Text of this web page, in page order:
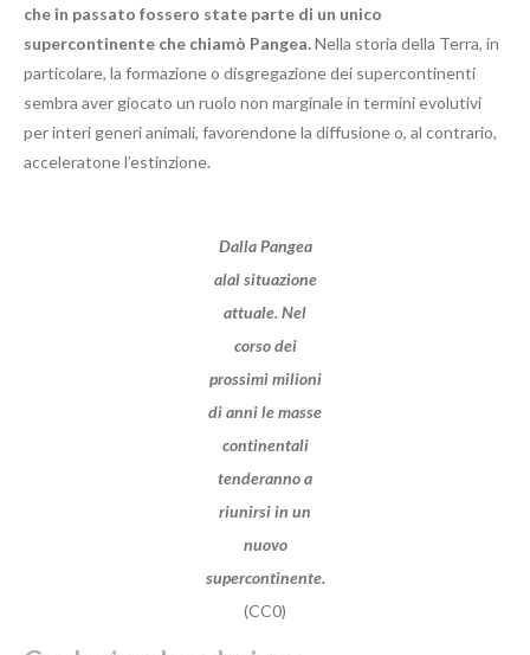
che in passato fossero state parte di un unico
supercontinente che chiamò Pangea.Nella storia della Terra, in
particolare, la formazione o disgregazione dei supercontinenti
sembra aver giocato un ruolo non marginale in termini evolutivi
per interi generi animali, favorendone la diffusione o, al contrario,
acceleratone l’estinzione.
Dalla Pangea
alal situazione
attuale. Nel
corso dei
prossimi milioni
di anni le masse
continentali
tenderanno a
riunirsi in un
nuovo
supercontinente.
(CC0)